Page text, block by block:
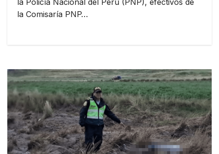
la Policía Nacional del Perú (PNP), efectivos de
la Comisaría PNP…